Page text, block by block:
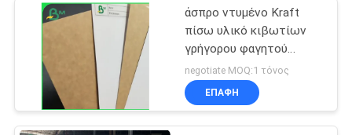
άσπρο ντυμένο Kraft
πίσω υλικό κιβωτίων
γρήγορου φαγητού
βαθμού τροφίμων
εγγράφου 225g 325g
negotiate MOQ:1 τόνος
ΕΠΑΦΉ